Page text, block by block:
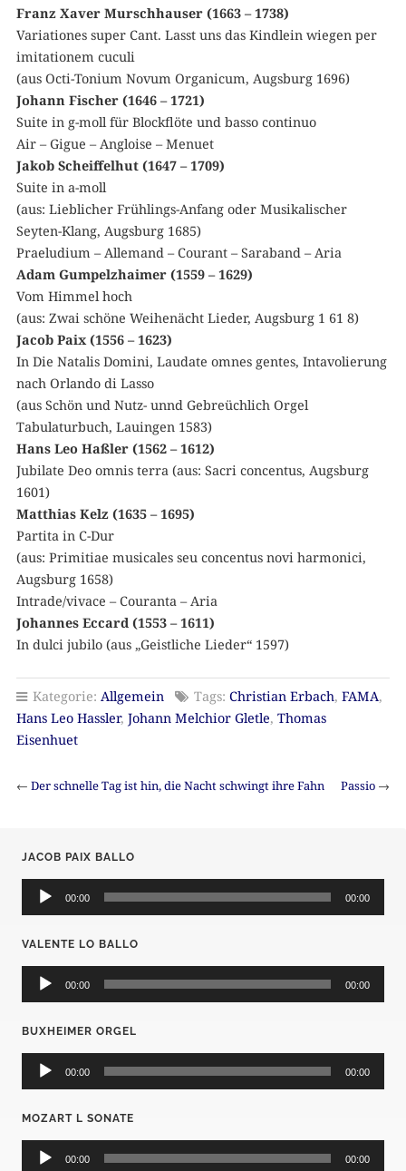
Franz Xaver Murschhauser (1663 – 1738)
Variationes super Cant. Lasst uns das Kindlein wiegen per
imitationem cuculi
(aus Octi-Tonium Novum Organicum, Augsburg 1696)
Johann Fischer (1646 – 1721)
Suite in g-moll für Blockflöte und basso continuo
Air – Gigue – Angloise – Menuet
Jakob Scheiffelhut (1647 – 1709)
Suite in a-moll
(aus: Lieblicher Frühlings-Anfang oder Musikalischer
Seyten-Klang, Augsburg 1685)
Praeludium – Allemand – Courant – Saraband – Aria
Adam Gumpelzhaimer (1559 – 1629)
Vom Himmel hoch
(aus: Zwai schöne Weihenächt Lieder, Augsburg 1 61 8)
Jacob Paix (1556 – 1623)
In Die Natalis Domini, Laudate omnes gentes, Intavolierung
nach Orlando di Lasso
(aus Schön und Nutz- unnd Gebreüchlich Orgel
Tabulaturbuch, Lauingen 1583)
Hans Leo Haßler (1562 – 1612)
Jubilate Deo omnis terra (aus: Sacri concentus, Augsburg
1601)
Matthias Kelz (1635 – 1695)
Partita in C-Dur
(aus: Primitiae musicales seu concentus novi harmonici,
Augsburg 1658)
Intrade/vivace – Couranta – Aria
Johannes Eccard (1553 – 1611)
In dulci jubilo (aus „Geistliche Lieder“ 1597)
Kategorie: Allgemein Tags: Christian Erbach, FAMA,
Hans Leo Hassler, Johann Melchior Gletle, Thomas
Eisenhuet
← Der schnelle Tag ist hin, die Nacht schwingt ihre Fahn Passio →
JACOB PAIX BALLO
Audio-
Player
00:00 00:00
VALENTE LO BALLO
Audio-
Player
00:00 00:00
BUXHEIMER ORGEL
Audio-
Player
00:00 00:00
MOZART L SONATE
Audio-
Player
00:00 00:00